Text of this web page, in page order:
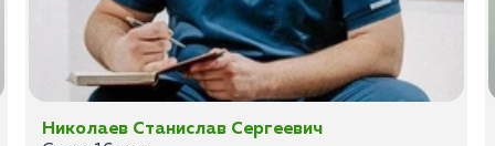
Николаев Станислав Сергеевич